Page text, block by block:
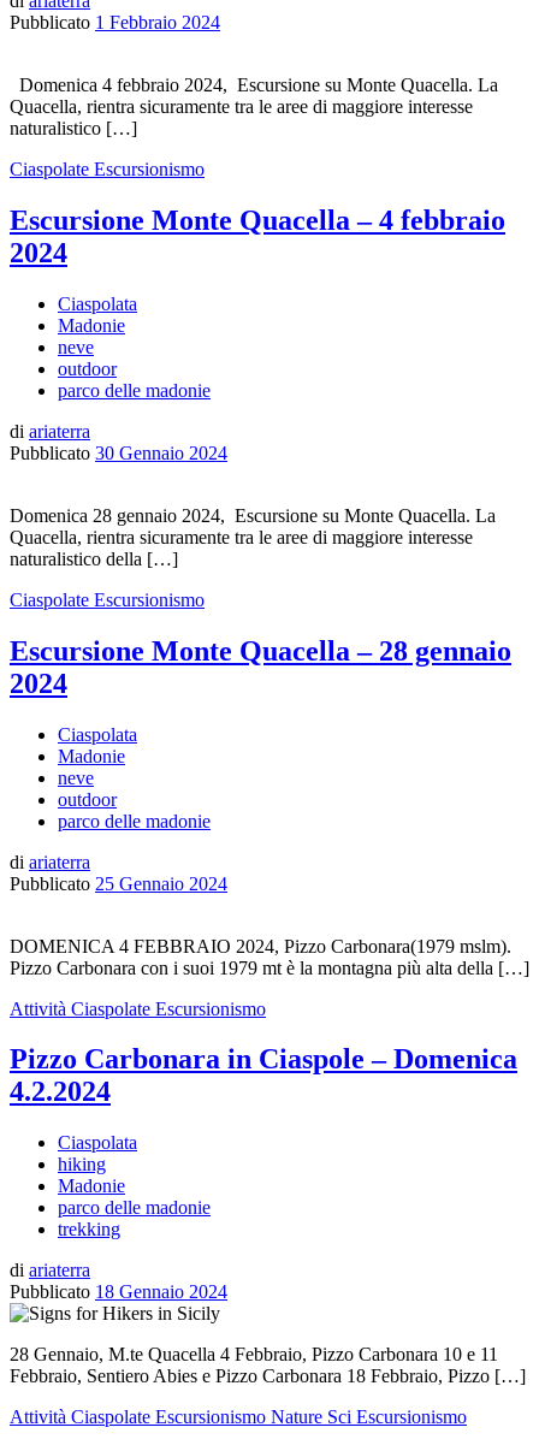
Pubblicato 1 Febbraio 2024
Domenica 4 febbraio 2024, Escursione su Monte Quacella. La
Quacella, rientra sicuramente tra le aree di maggiore interesse
naturalistico […]
Ciaspolate Escursionismo
Escursione Monte Quacella – 4 febbraio
2024
Ciaspolata
Madonie
neve
outdoor
parco delle madonie
di ariaterra
Pubblicato 30 Gennaio 2024
Domenica 28 gennaio 2024, Escursione su Monte Quacella. La
Quacella, rientra sicuramente tra le aree di maggiore interesse
naturalistico della […]
Ciaspolate Escursionismo
Escursione Monte Quacella – 28 gennaio
2024
Ciaspolata
Madonie
neve
outdoor
parco delle madonie
di ariaterra
Pubblicato 25 Gennaio 2024
DOMENICA 4 FEBBRAIO 2024, Pizzo Carbonara(1979 mslm).
Pizzo Carbonara con i suoi 1979 mt è la montagna più alta della […]
Attività Ciaspolate Escursionismo
Pizzo Carbonara in Ciaspole – Domenica
4.2.2024
Ciaspolata
hiking
Madonie
parco delle madonie
trekking
di ariaterra
Pubblicato 18 Gennaio 2024
28 Gennaio, M.te Quacella 4 Febbraio, Pizzo Carbonara 10 e 11
Febbraio, Sentiero Abies e Pizzo Carbonara 18 Febbraio, Pizzo […]
Attività Ciaspolate Escursionismo Nature Sci Escursionismo